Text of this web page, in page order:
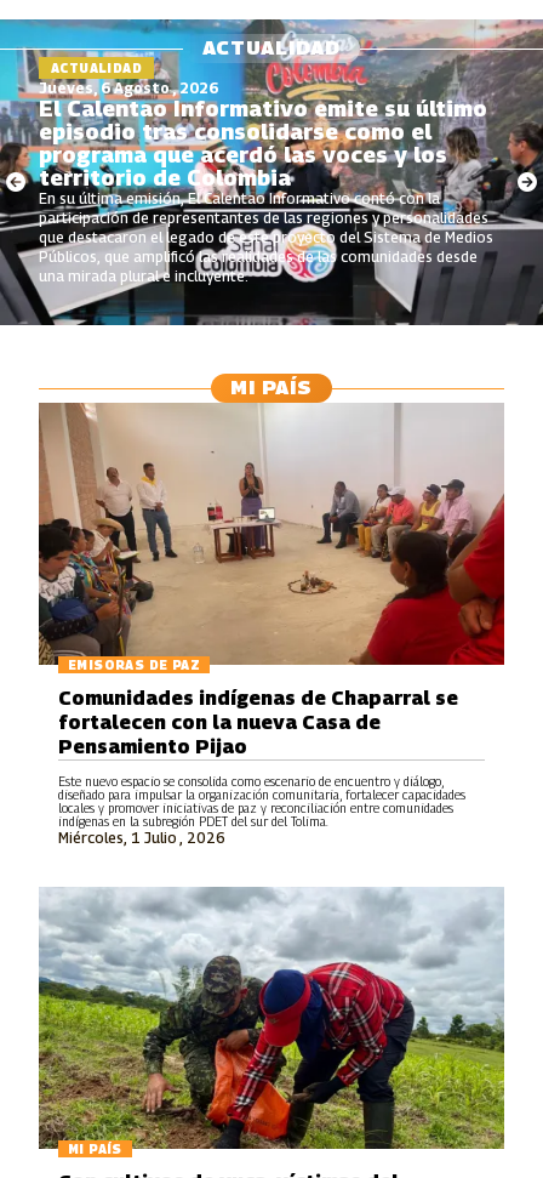
ACTUALIDAD
Jueves, 6 Agosto , 2026
El Calentao Informativo emite su último
episodio tras consolidarse como el
programa que acerdó las voces y los
territorio de Colombia
ACTUALIDAD
En su última emisión, El Calentao Informativo contó con la
participación de representantes de las regiones y personalidades
que destacaron el legado de este proyecto del Sistema de Medios
Públicos, que amplificó las realidades de las comunidades desde
una mirada plural e incluyente.
MI PAÍS
EMISORAS DE PAZ
Este nuevo espacio se consolida como escenario de encuentro y diálogo,
diseñado para impulsar la organización comunitaria, fortalecer capacidades
locales y promover iniciativas de paz y reconciliación entre comunidades
indígenas en la subregión PDET del sur del Tolima.
Miércoles, 1 Julio , 2026
Comunidades indígenas de Chaparral se
fortalecen con la nueva Casa de
Pensamiento Pijao
MI PAÍS